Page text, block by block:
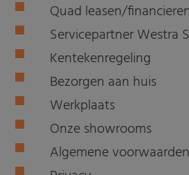
Quad leasen/financieren
Servicepartner Westra
Kentekenregeling
Bezorgen aan huis
Werkplaats
Onze showrooms
Algemene voorwaarden